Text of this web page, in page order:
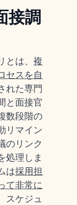
接調
は、 複
セスを自
れた専門
と面接官
数段階の
リマイン
のリンク
処理しま
は採用担
て非常に
スケジュ